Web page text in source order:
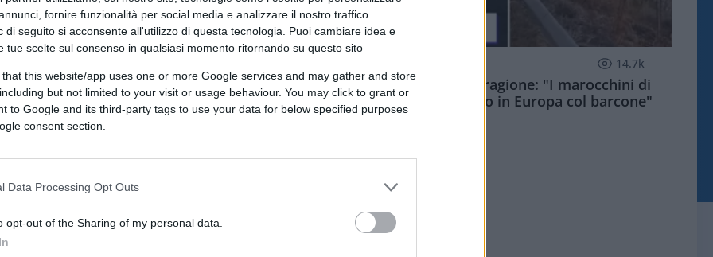
fornire funzionalità per social media e analizzare il nostro traffico.
di seguito si acconsente all'utilizzo di questa tecnologia. Puoi cambiare idea e
tue scelte sul consenso in qualsiasi momento ritornando su questo sito
that this website/app uses one or more Google services and may gather and store
but not limited to your visit or usage behaviour. You may click to grant or
to Google and its third-party tags to use your data for below specified purposes
consent section.
Data Processing Opt Outs
opt-out of the Sharing of my personal data.
14.7k
Meloni aveva ragione: "I marocchini di
Ceuta sbarcano in Europa col barcone"